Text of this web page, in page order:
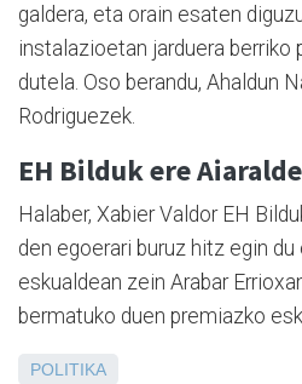
galdera, eta orain esaten
instalazioetan jarduera berriko
dutela. Oso berandu, Ahaldun
Rodriguezek.
EH Bilduk ere
Halaber, Xabier Valdor EH
den egoerari buruz hitz egin
eskualdean zein Arabar
bermatuko duen premiazko
POLITIKA